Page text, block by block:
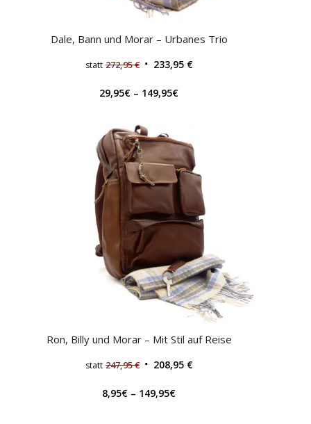
Dale, Bann und Morar – Urbanes Trio
statt 272,95€ 233,95 €
29,95€ – 149,95€
Ron, Billy und Morar – Mit Stil auf Reise
statt 247,95€ 208,95 €
8,95€ – 149,95€